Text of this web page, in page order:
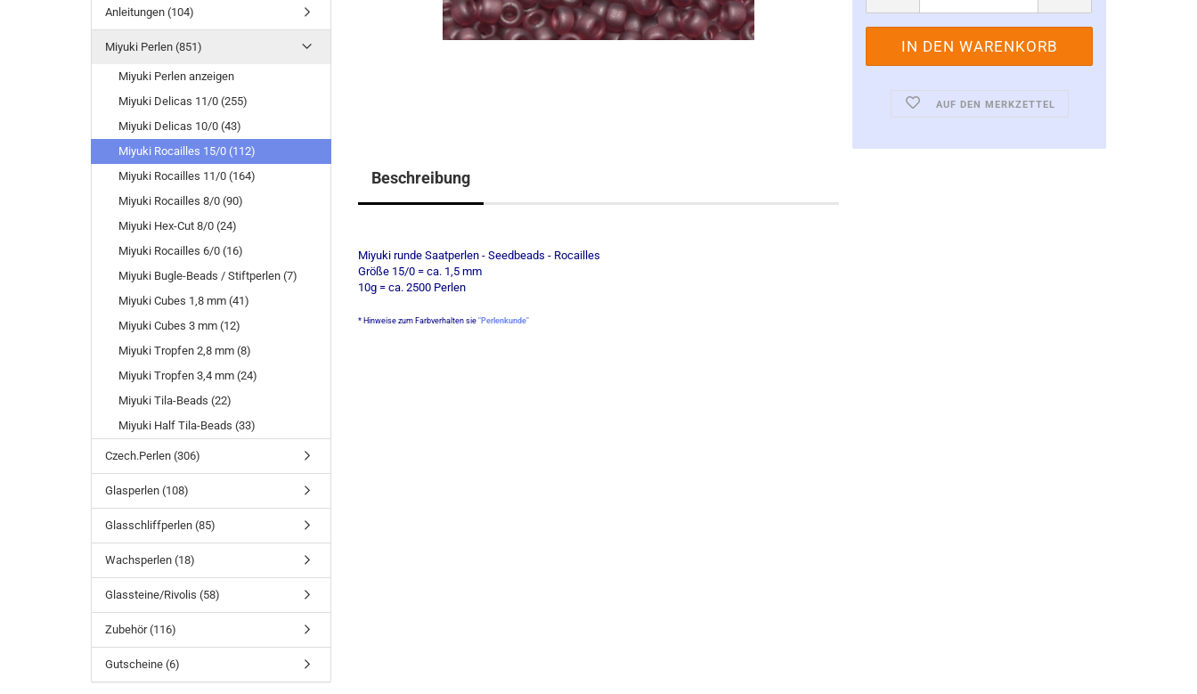
AUF DEN MERKZETTEL
Beschreibung
Miyuki runde Saatperlen - Seedbeads - Rocailles
Größe 15/0 = ca. 1,5 mm
10g = ca. 2500 Perlen
* Hinweise zum Farbverhalten sie "Perlenkunde"
Anleitungen (104)
Miyuki Perlen (851)
Miyuki Perlen anzeigen
Miyuki Delicas 11/0 (255)
Miyuki Delicas 10/0 (43)
Miyuki Rocailles 15/0 (112)
Miyuki Rocailles 11/0 (164)
Miyuki Rocailles 8/0 (90)
Miyuki Hex-Cut 8/0 (24)
Miyuki Rocailles 6/0 (16)
Miyuki Bugle-Beads / Stiftperlen (7)
Miyuki Cubes 1,8 mm (41)
Miyuki Cubes 3 mm (12)
Miyuki Tropfen 2,8 mm (8)
Miyuki Tropfen 3,4 mm (24)
Miyuki Tila-Beads (22)
Miyuki Half Tila-Beads (33)
Czech.Perlen (306)
Glasperlen (108)
Glasschliffperlen (85)
Wachsperlen (18)
Glassteine/Rivolis (58)
Zubehör (116)
Gutscheine (6)